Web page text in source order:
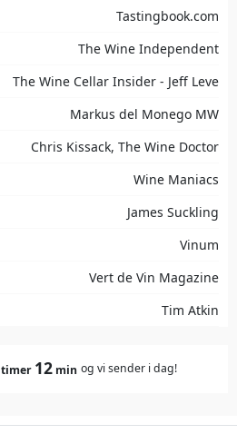
Tastingbook.com
The Wine Independent
The Wine Cellar Insider - Jeff Leve
Markus del Monego MW
Chris Kissack, The Wine Doctor
Wine Maniacs
James Suckling
Vinum
Vert de Vin Magazine
Tim Atkin
timer 12 min og vi sender i dag!